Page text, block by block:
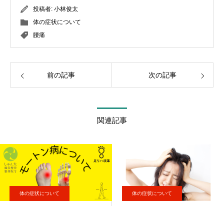
投稿者: 小林俊太
体の症状について
腰痛
前の記事 次の記事
関連記事
体の症状について 体の症状について